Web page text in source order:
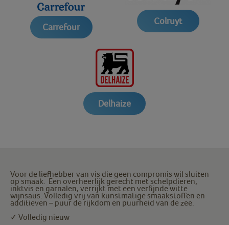
Carrefour
Colruyt
Delhaize
Voor de liefhebber van vis die geen compromis wil sluiten
op smaak. Een overheerlijk gerecht met schelpdieren,
inktvis en garnalen, verrijkt met een verfijnde witte
wijnsaus. Volledig vrij van kunstmatige smaakstoffen en
additieven – puur de rijkdom en puurheid van de zee.
✓ Volledig nieuw